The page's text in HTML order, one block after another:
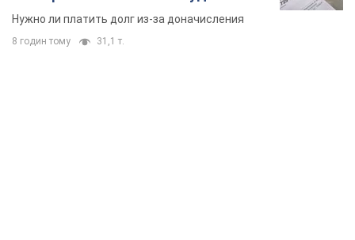
вынес неожиданное решение
Нужно ли платить долг из-за доначисления
8 годин тому 31,1 т.